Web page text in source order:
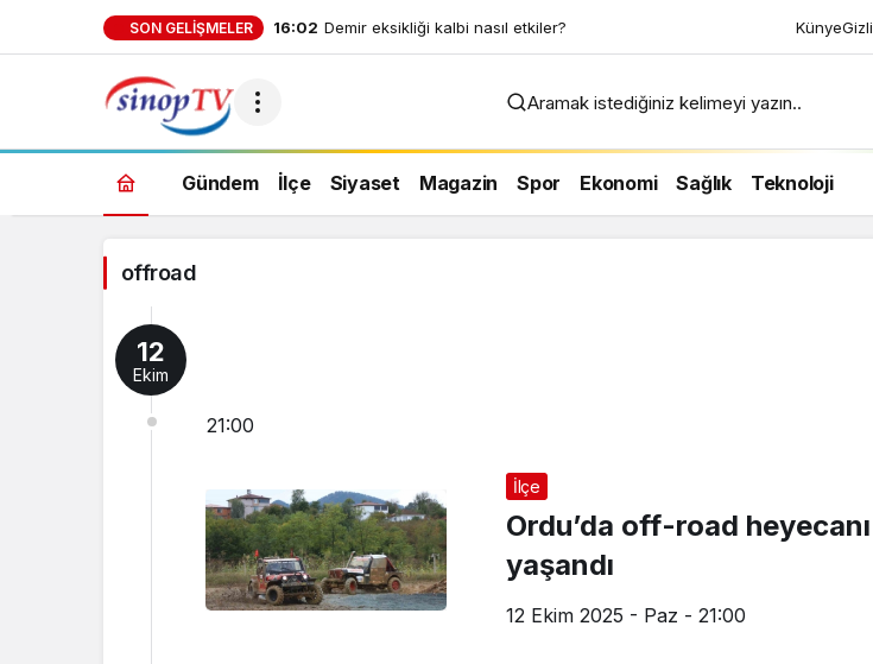
SON GELIŞMELER 16:02 Demir eksikliği kalbi nasıl etkiler? Künye
offroad
Haberleri
Aramak istediğiniz kelimeyi yazın..
Gündem İlçe Siyaset Magazin Spor Ekonomi Sağlık Teknoloji
offroad
12
Ekim
21:00
İlçe
Ordu’da off-road heyecanı
yaşandı
12 Ekim 2025 - Paz - 21:00